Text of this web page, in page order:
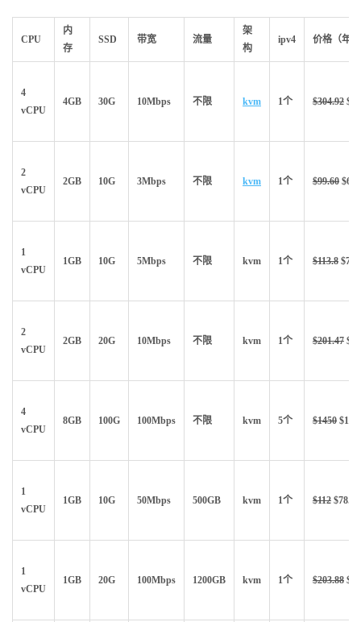
CPU
内
存
SSD 带宽 流量
架
构
ipv4 价格（年）
4
vCPU
4GB 30G 10Mbps 不限 kvm 1个 $304.92
2
vCPU
2GB 10G 3Mbps 不限 kvm 1个 $99.60
1
vCPU
1GB 10G 5Mbps 不限 kvm 1个 $113.8
2
vCPU
2GB 20G 10Mbps 不限 kvm 1个 $201.47
4
vCPU
8GB 100G 100Mbps 不限 kvm 5个 $1450
1
vCPU
1GB 10G 50Mbps 500GB kvm 1个 $112 $78.4
1
vCPU
1GB 20G 100Mbps 1200GB kvm 1个 $203.88